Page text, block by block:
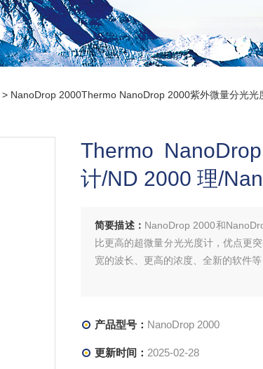
> NanoDrop 2000Thermo NanoDrop 2000紫外微量分光
Thermo
计/ND 2000 理/
简要描述： NanoDrop 2000和
比更高的超微量分光光度计，优点更
宽的波长、更高的浓度、全新的软件等
产品型号： NanoDrop 2000
更新时间： 2025-02-28